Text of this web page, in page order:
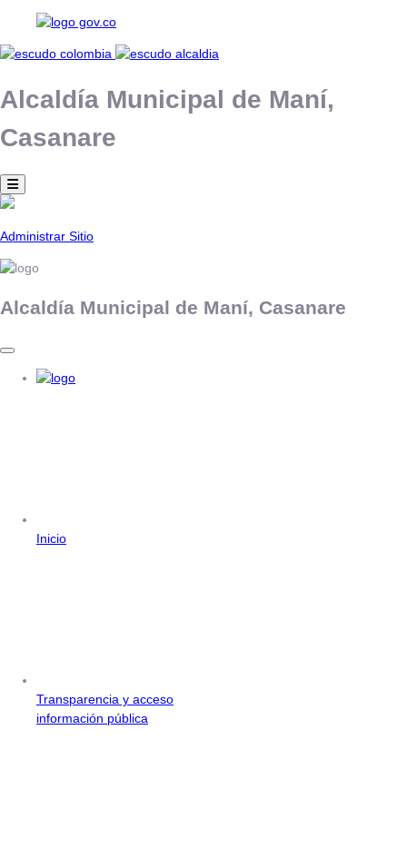
Alcaldía Municipal de Maní,
Casanare
Administrar Sitio
Alcaldía Municipal de Maní, Casanare
Inicio
Transparencia y acceso
información pública